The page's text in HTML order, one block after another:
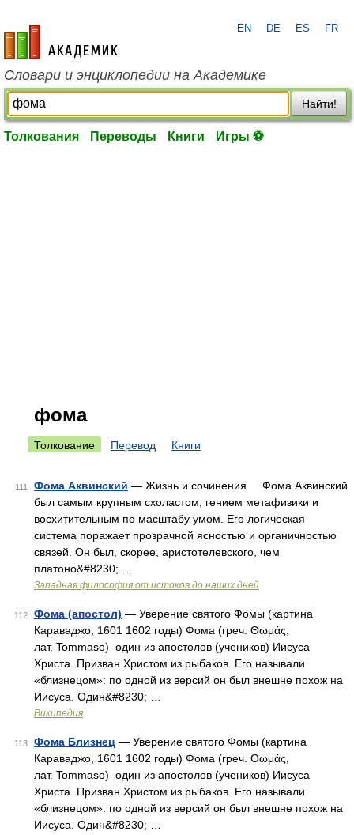
academic.ru
EN DE ES FR
Словари и энциклопедии на Академике
Найти!
Толкования Переводы Книги Игры ⚽
фома
Толкование Перевод Книги
111 Фома Аквинский — Жизнь и сочинения Фома Аквинский
был самым крупным схоластом, гением метафизики и
восхитительным по масштабу умом. Его логическая
система поражает прозрачной ясностью и органичностью
связей. Он был, скорее, аристотелевского, чем
платоно&#8230; …
Западная философия от истоков до наших дней
112 Фома (апостол) — Уверение святого Фомы (картина
Караваджо, 1601 1602 годы) Фома (греч. Θωμάς,
лат. Tommaso) один из апостолов (учеников) Иисуса
Христа. Призван Христом из рыбаков. Его называли
«близнецом»: по одной из версий он был внешне похож на
Иисуса. Один&#8230; …
Википедия
113 Фома Близнец — Уверение святого Фомы (картина
Караваджо, 1601 1602 годы) Фома (греч. Θωμάς,
лат. Tommaso) один из апостолов (учеников) Иисуса
Христа. Призван Христом из рыбаков. Его называли
«близнецом»: по одной из версий он был внешне похож на
Иисуса. Один&#8230; …